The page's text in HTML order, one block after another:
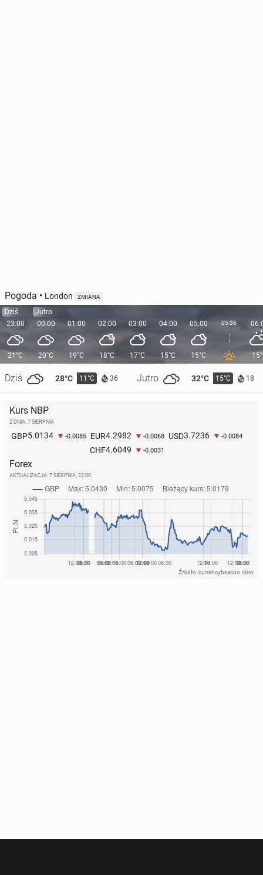
Pogoda • London ZMIANA
Dziś
23:00
21°C
Dziś 28°C 11°C 36 Jutro 32°C 15°C 18
Jutro
00:00
20°C
01:00
19°C
02:00
18°C
03:00
17°C
04:00
15°C
05:00
15°C
05:36
Kurs NBP
Z DNIA: 7 SIERPNIA
GBP5.0134 -0.0085 EUR4.2982 -0.0068 USD3.7236 -0.0084
CHF4.6049 -0.0031
Forex
AKTUALIZACJA: 7 SIERPNIA, 22:00
Źródło: currencybeacon.com